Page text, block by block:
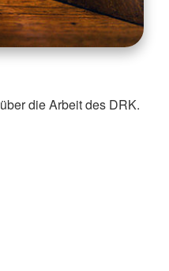
die Arbeit des DRK.